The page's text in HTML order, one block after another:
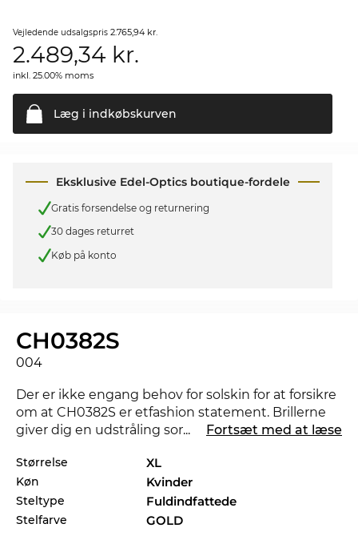
Vejledende udsalgspris 2.765,94 kr.
2.489,34 kr.
inkl. 25.00% moms
Læg i indkøbskurven
Eksklusive Edel-Optics boutique-fordele
Gratis forsendelse og returnering
30 dages returret
Køb på konto
CH0382S
004
Der er ikke engang behov for solskin for at forsikre
om at CH0382S er etfashion statement. Brillerne
giver dig en udstråling som kan gøre at nat bliver
bedre med dit foretrukne outfit, så tjek også de
andre styles af CH0382S i vores sortiment fra 2025,
og 2026 fra
... Fortsæt med at læse
Størrelse XL
Køn Kvinder
Steltype Fuldindfattede
Stelfarve GOLD